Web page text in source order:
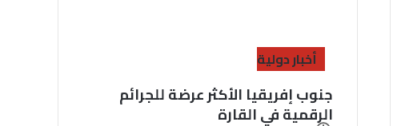
أخبار دولية
جنوب إفريقيا الأكثر عرضة للجرائم
الرقمية في القارة